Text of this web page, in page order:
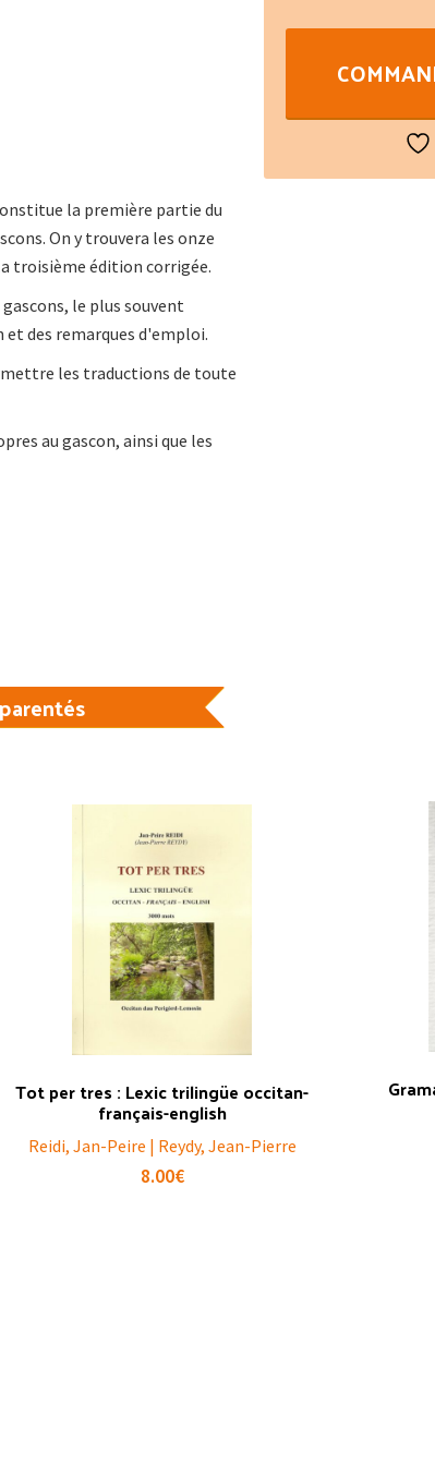
la première partie du
On y trouvera les onze
troisième édition corrigée.
le plus souvent
des remarques d'emploi.
les traductions de toute
au gascon, ainsi que les
français-
(gascon)
Tot per tres : Lexic trilingüe occitan-
français-english
Reidi, Jan-Peire | Reydy, Jean-Pierre
8.00€